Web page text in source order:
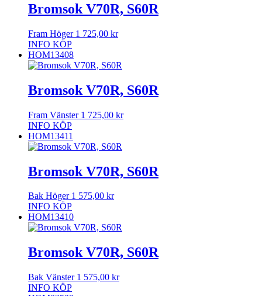
Bromsok V70R, S60R
Fram Höger 1 725,00 kr
INFO KÖP
HOM13408
Bromsok V70R, S60R
Fram Vänster 1 725,00 kr
INFO KÖP
HOM13411
Bromsok V70R, S60R
Bak Höger 1 575,00 kr
INFO KÖP
HOM13410
Bromsok V70R, S60R
Bak Vänster 1 575,00 kr
INFO KÖP